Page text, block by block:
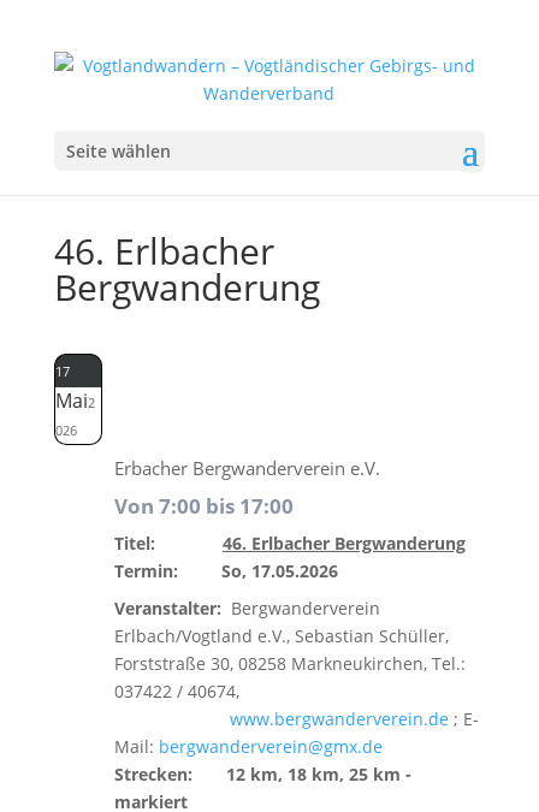
Seite wählen
46. Erlbacher
Bergwanderung
17
Mai2
026
Erbacher Bergwanderverein e.V.
Von 7:00 bis 17:00
Titel: 46. Erlbacher Bergwanderung
Termin:
So, 17.05.2026
Veranstalter: Bergwanderverein
Erlbach/Vogtland e.V., Sebastian Schüller,
Forststraße 30, 08258 Markneukirchen, Tel.:
037422 / 40674,
www.bergwanderverein.de ; E-
Mail: bergwanderverein@gmx.de
Strecken:
12 km, 18 km, 25 km -
markiert